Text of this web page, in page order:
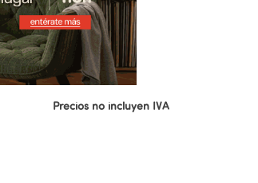
Precios no incluyen IVA